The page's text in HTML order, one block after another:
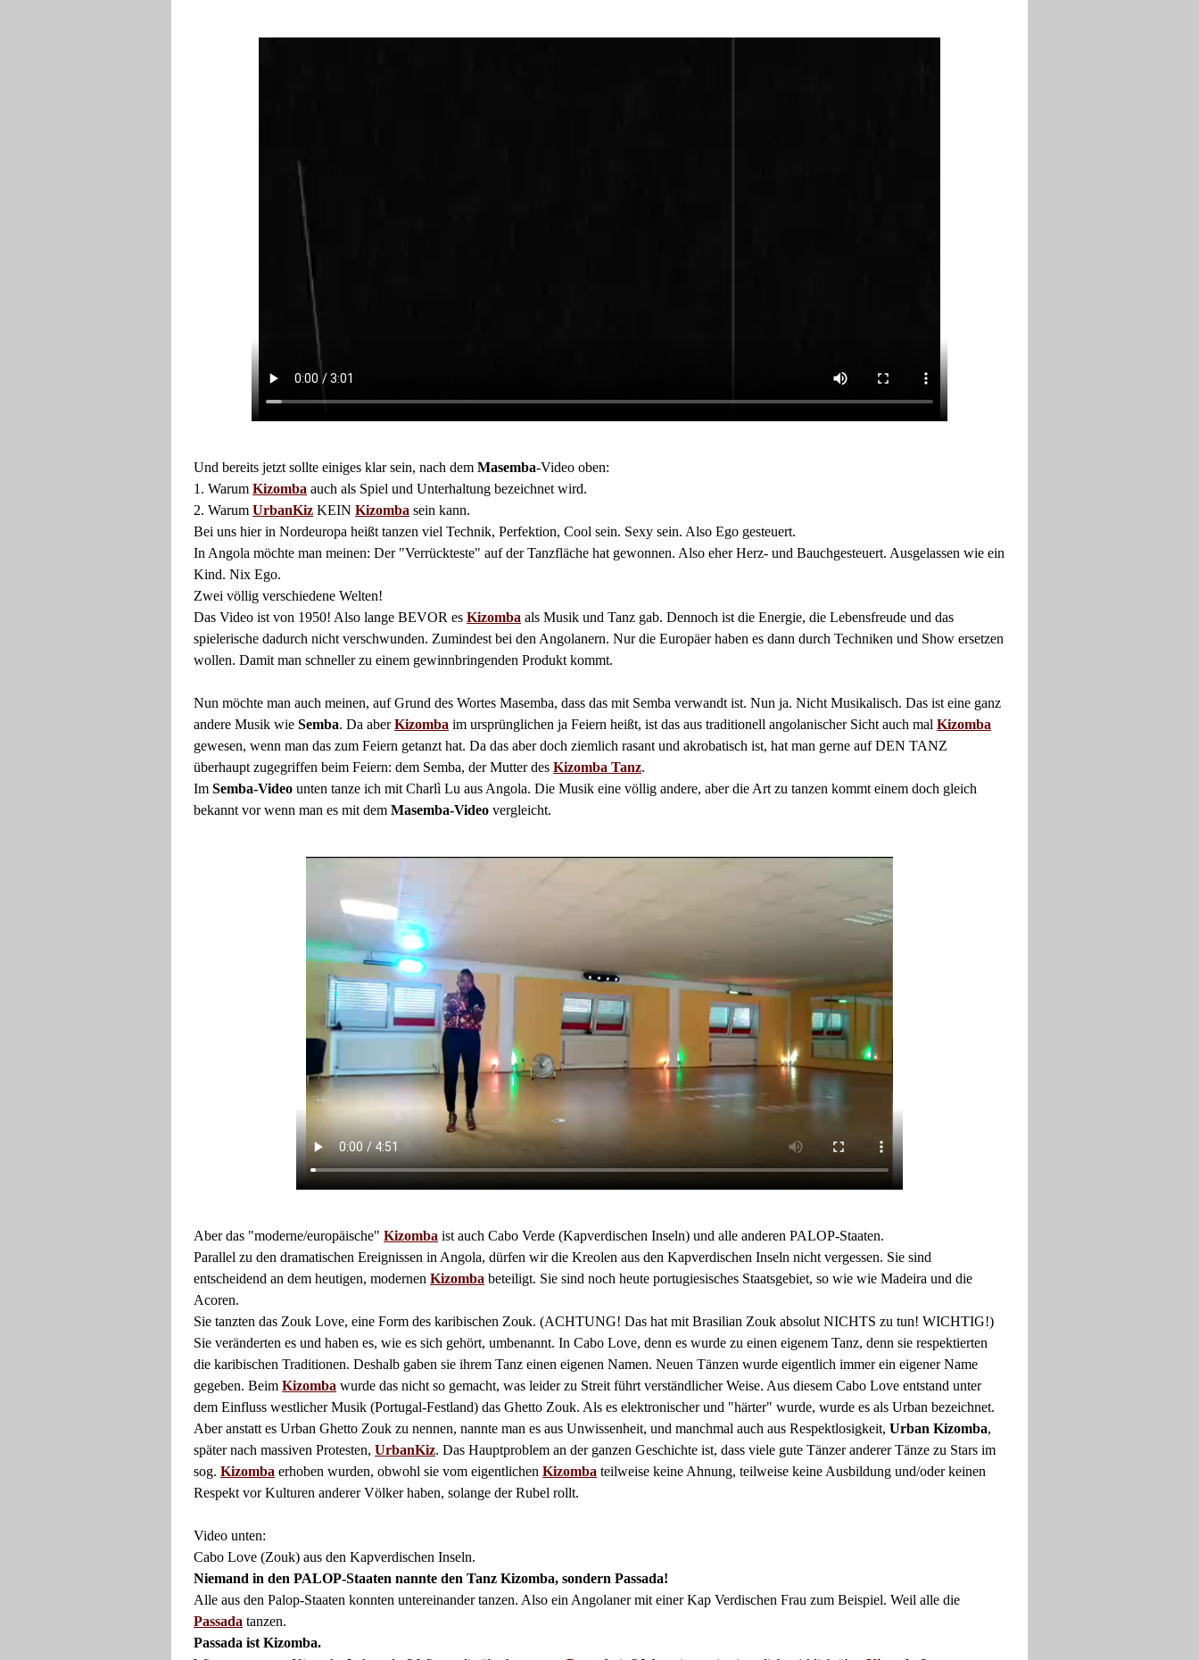
Und bereits jetzt sollte einiges klar sein, nach demMasemba-Video oben:
1. WarumKizomba auch als Spiel und Unterhaltung bezeichnet wird.
2. WarumUrbanKiz KEINKizomba sein kann.
Bei uns hier in Nordeuropa heißt tanzen viel Technik, Perfektion, Cool sein. Sexy sein. Also Ego gesteuert.
In Angola möchte man meinen: Der "Verrückteste" auf der Tanzfläche hat gewonnen. Also eher Herz- und Bauchgesteuert. Ausgelassen wie ein
Kind. Nix Ego.
Zwei völlig verschiedene Welten!
Das Video ist von 1950! Also lange BEVOR es Kizomba als Musik und Tanz gab. Dennoch ist die Energie, die Lebensfreude und das
spielerische dadurch nicht verschwunden. Zumindest bei den Angolanern. Nur die Europäer haben es dann durch Techniken und Show ersetzen
wollen. Damit man schneller zu einem gewinnbringenden Produkt kommt.
Nun möchte man auch meinen, auf Grund des Wortes Masemba, dass das mit Semba verwandt ist. Nun ja. Nicht Musikalisch. Das ist eine ganz
andere Musik wieSemba. Da aberKizomba im ursprünglichen ja Feiern heißt, ist das aus traditionell angolanischer Sicht auch malKizomba
gewesen, wenn man das zum Feiern getanzt hat. Da das aber doch ziemlich rasant und akrobatisch ist, hat man gerne auf DEN TANZ
überhaupt zugegriffen beim Feiern: dem Semba, der Mutter desKizomba Tanz.
ImSemba-Video unten tanze ich mit Charlì Lu aus Angola. Die Musik eine völlig andere, aber die Art zu tanzen kommt einem doch gleich
bekannt vor wenn man es mit demMasemba-Video vergleicht.
Aber das "moderne/europäische"Kizomba ist auch Cabo Verde (Kapverdischen Inseln) und alle anderen PALOP-Staaten.
Parallel zu den dramatischen Ereignissen in Angola, dürfen wir die Kreolen aus den Kapverdischen Inseln nicht vergessen. Sie sind
entscheidend an dem heutigen, modernenKizomba beteiligt. Sie sind noch heute portugiesisches Staatsgebiet, so wie wie Madeira und die
Acoren.
Sie tanzten das Zouk Love, eine Form des karibischen Zouk. (ACHTUNG! Das hat mit Brasilian Zouk absolut NICHTS zu tun! WICHTIG!)
Sie veränderten es und haben es, wie es sich gehört, umbenannt. In Cabo Love, denn es wurde zu einen eigenem Tanz, denn sie respektierten
die karibischen Traditionen. Deshalb gaben sie ihrem Tanz einen eigenen Namen. Neuen Tänzen wurde eigentlich immer ein eigener Name
gegeben. BeimKizomba wurde das nicht so gemacht, was leider zu Streit führt verständlicher Weise. Aus diesem Cabo Love entstand unter
dem Einfluss westlicher Musik (Portugal-Festland) das Ghetto Zouk. Als es elektronischer und "härter" wurde, wurde es als Urban bezeichnet.
Aber anstatt es Urban Ghetto Zouk zu nennen, nannte man es aus Unwissenheit, und manchmal auch aus Respektlosigkeit,Urban Kizomba,
später nach massiven Protesten,UrbanKiz. Das Hauptproblem an der ganzen Geschichte ist, dass viele gute Tänzer anderer Tänze zu Stars im
sog.Kizomba erhoben wurden, obwohl sie vom eigentlichenKizomba teilweise keine Ahnung, teilweise keine Ausbildung und/oder keinen
Respekt vor Kulturen anderer Völker haben, solange der Rubel rollt.
Video unten:
Cabo Love (Zouk) aus den Kapverdischen Inseln.
Niemand in den PALOP-Staaten nannte den Tanz Kizomba, sondern Passada!
Alle aus den Palop-Staaten konnten untereinander tanzen. Also ein Angolaner mit einer Kap Verdischen Frau zum Beispiel. Weil alle die
Passada tanzen.
Passada ist Kizomba.